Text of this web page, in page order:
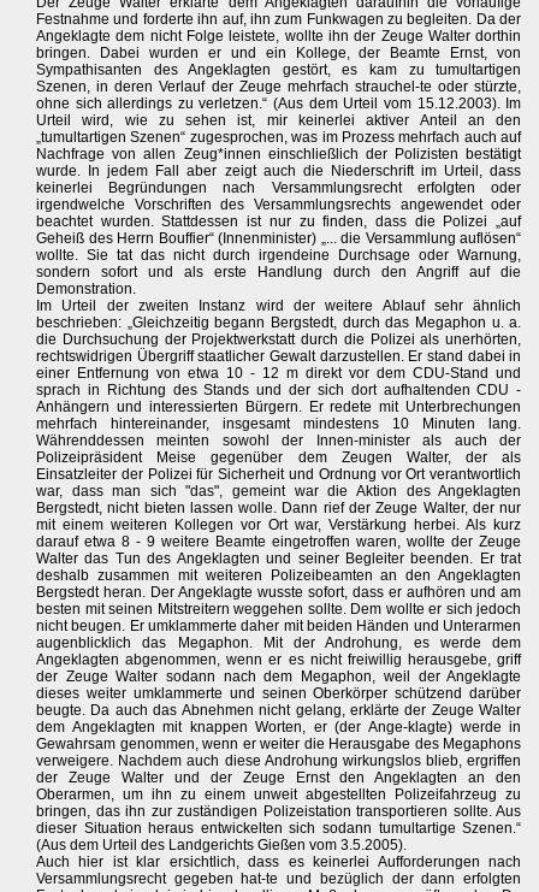
Festnahme und forderte ihn auf, ihn zum Funkwagen zu begleiten. Da der
Angeklagte dem nicht Folge leistete, wollte ihn der Zeuge Walter dorthin
bringen. Dabei wurden er und ein Kollege, der Beamte Ernst, von
Sympathisanten des Angeklagten gestört, es kam zu tumultartigen
Szenen, in deren Verlauf der Zeuge mehrfach strauchel-te oder stürzte,
ohne sich allerdings zu verletzen.“ (Aus dem Urteil vom 15.12.2003). Im
Urteil wird, wie zu sehen ist, mir keinerlei aktiver Anteil an den
„tumultartigen Szenen“ zugesprochen, was im Prozess mehrfach auch auf
Nachfrage von allen Zeug*innen einschließlich der Polizisten bestätigt
wurde. In jedem Fall aber zeigt auch die Niederschrift im Urteil, dass
keinerlei Begründungen nach Versammlungsrecht erfolgten oder
irgendwelche Vorschriften des Versammlungsrechts angewendet oder
beachtet wurden. Stattdessen ist nur zu finden, dass die Polizei „auf
Geheiß des Herrn Bouffier“ (Innenminister) „... die Versammlung auflösen“
wollte. Sie tat das nicht durch irgendeine Durchsage oder Warnung,
sondern sofort und als erste Handlung durch den Angriff auf die
Demonstration.
Im Urteil der zweiten Instanz wird der weitere Ablauf sehr ähnlich
beschrieben: „Gleichzeitig begann Bergstedt, durch das Megaphon u. a.
die Durchsuchung der Projektwerkstatt durch die Polizei als unerhörten,
rechtswidrigen Übergriff staatlicher Gewalt darzustellen. Er stand dabei in
einer Entfernung von etwa 10 - 12 m direkt vor dem CDU-Stand und
sprach in Richtung des Stands und der sich dort aufhaltenden CDU -
Anhängern und interessierten Bürgern. Er redete mit Unterbrechungen
mehrfach hintereinander, insgesamt mindestens 10 Minuten lang.
Währenddessen meinten sowohl der Innen-minister als auch der
Polizeipräsident Meise gegenüber dem Zeugen Walter, der als
Einsatzleiter der Polizei für Sicherheit und Ordnung vor Ort verantwortlich
war, dass man sich "das", gemeint war die Aktion des Angeklagten
Bergstedt, nicht bieten lassen wolle. Dann rief der Zeuge Walter, der nur
mit einem weiteren Kollegen vor Ort war, Verstärkung herbei. Als kurz
darauf etwa 8 - 9 weitere Beamte eingetroffen waren, wollte der Zeuge
Walter das Tun des Angeklagten und seiner Begleiter beenden. Er trat
deshalb zusammen mit weiteren Polizeibeamten an den Angeklagten
Bergstedt heran. Der Angeklagte wusste sofort, dass er aufhören und am
besten mit seinen Mitstreitern weggehen sollte. Dem wollte er sich jedoch
nicht beugen. Er umklammerte daher mit beiden Händen und Unterarmen
augenblicklich das Megaphon. Mit der Androhung, es werde dem
Angeklagten abgenommen, wenn er es nicht freiwillig herausgebe, griff
der Zeuge Walter sodann nach dem Megaphon, weil der Angeklagte
dieses weiter umklammerte und seinen Oberkörper schützend darüber
beugte. Da auch das Abnehmen nicht gelang, erklärte der Zeuge Walter
dem Angeklagten mit knappen Worten, er (der Ange-klagte) werde in
Gewahrsam genommen, wenn er weiter die Herausgabe des Megaphons
verweigere. Nachdem auch diese Androhung wirkungslos blieb, ergriffen
der Zeuge Walter und der Zeuge Ernst den Angeklagten an den
Oberarmen, um ihn zu einem unweit abgestellten Polizeifahrzeug zu
bringen, das ihn zur zuständigen Polizeistation transportieren sollte. Aus
dieser Situation heraus entwickelten sich sodann tumultartige Szenen.“
(Aus dem Urteil des Landgerichts Gießen vom 3.5.2005).
Auch hier ist klar ersichtlich, dass es keinerlei Aufforderungen nach
Versammlungsrecht gegeben hat-te und bezüglich der dann erfolgten